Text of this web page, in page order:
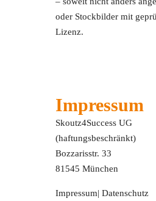
oder Stockbilder mit
Lizenz.
Impressum
Skoutz4Success UG
(haftungsbeschränkt)
Bozzarisstr. 33
81545 München
Impressum|Datenschutz